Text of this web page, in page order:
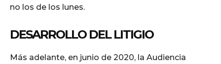
no los de los lunes.
DESARROLLO DEL LITIGIO
Más adelante, en junio de 2020, la Audiencia